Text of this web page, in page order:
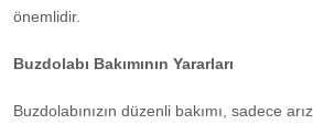
önemlidir.
Buzdolabı Bakımının Yararları
Buzdolabınızın düzenli bakımı, sadece